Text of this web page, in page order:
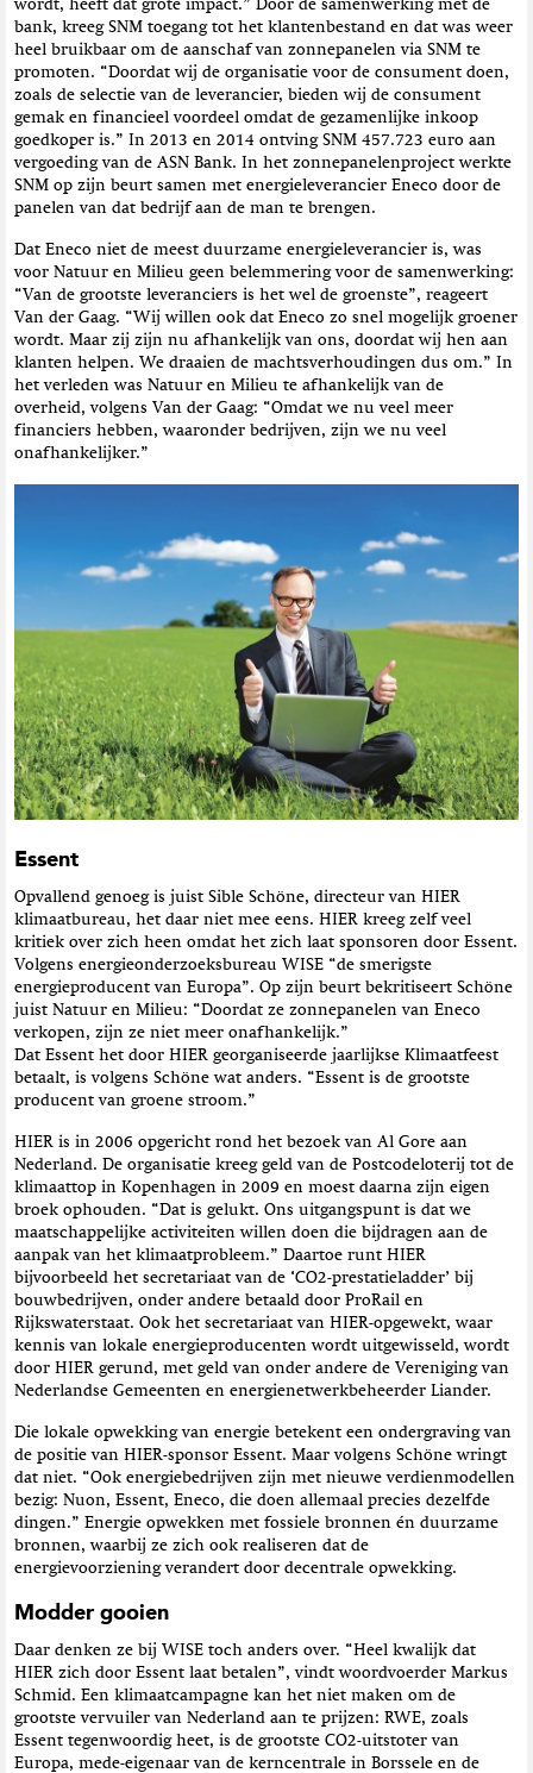
wordt, heeft dat grote impact.” Door de samenwerking met de
bank, kreeg SNM toegang tot het klantenbestand en dat was weer
heel bruikbaar om de aanschaf van zonnepanelen via SNM te
promoten. “Doordat wij de organisatie voor de consument doen,
zoals de selectie van de leverancier, bieden wij de consument
gemak en financieel voordeel omdat de gezamenlijke inkoop
goedkoper is.” In 2013 en 2014 ontving SNM 457.723 euro aan
vergoeding van de ASN Bank. In het zonnepanelenproject werkte
SNM op zijn beurt samen met energieleverancier Eneco door de
panelen van dat bedrijf aan de man te brengen.
Dat Eneco niet de meest duurzame energieleverancier is, was
voor Natuur en Milieu geen belemmering voor de samenwerking:
“Van de grootste leveranciers is het wel de groenste”, reageert
Van der Gaag. “Wij willen ook dat Eneco zo snel mogelijk groener
wordt. Maar zij zijn nu afhankelijk van ons, doordat wij hen aan
klanten helpen. We draaien de machtsverhoudingen dus om.” In
het verleden was Natuur en Milieu te afhankelijk van de
overheid, volgens Van der Gaag: “Omdat we nu veel meer
financiers hebben, waaronder bedrijven, zijn we nu veel
onafhankelijker.”
Essent
Opvallend genoeg is juist Sible Schöne, directeur van HIER
klimaatbureau, het daar niet mee eens. HIER kreeg zelf veel
kritiek over zich heen omdat het zich laat sponsoren door Essent.
Volgens energieonderzoeksbureau WISE “de smerigste
energieproducent van Europa”. Op zijn beurt bekritiseert Schöne
juist Natuur en Milieu: “Doordat ze zonnepanelen van Eneco
verkopen, zijn ze niet meer onafhankelijk.”
Dat Essent het door HIER georganiseerde jaarlijkse Klimaatfeest
betaalt, is volgens Schöne wat anders. “Essent is de grootste
producent van groene stroom.”
HIER is in 2006 opgericht rond het bezoek van Al Gore aan
Nederland. De organisatie kreeg geld van de Postcodeloterij tot de
klimaattop in Kopenhagen in 2009 en moest daarna zijn eigen
broek ophouden. “Dat is gelukt. Ons uitgangspunt is dat we
maatschappelijke activiteiten willen doen die bijdragen aan de
aanpak van het klimaatprobleem.” Daartoe runt HIER
bijvoorbeeld het secretariaat van de ‘CO2-prestatieladder’ bij
bouwbedrijven, onder andere betaald door ProRail en
Rijkswaterstaat. Ook het secretariaat van HIER-opgewekt, waar
kennis van lokale energieproducenten wordt uitgewisseld, wordt
door HIER gerund, met geld van onder andere de Vereniging van
Nederlandse Gemeenten en energienetwerkbeheerder Liander.
Die lokale opwekking van energie betekent een ondergraving van
de positie van HIER-sponsor Essent. Maar volgens Schöne wringt
dat niet. “Ook energiebedrijven zijn met nieuwe verdienmodellen
bezig: Nuon, Essent, Eneco, die doen allemaal precies dezelfde
dingen.” Energie opwekken met fossiele bronnen én duurzame
bronnen, waarbij ze zich ook realiseren dat de
energievoorziening verandert door decentrale opwekking.
Modder gooien
Daar denken ze bij WISE toch anders over. “Heel kwalijk dat
HIER zich door Essent laat betalen”, vindt woordvoerder Markus
Schmid. Een klimaatcampagne kan het niet maken om de
grootste vervuiler van Nederland aan te prijzen: RWE, zoals
Essent tegenwoordig heet, is de grootste CO2-uitstoter van
Europa, mede-eigenaar van de kerncentrale in Borssele en de